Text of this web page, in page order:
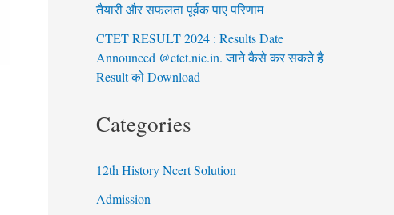
तैयारी और सफलता पूर्वक पाए परिणाम
CTET RESULT 2024 : Results Date
Announced @ctet.nic.in. जाने कैसे कर सकते है
Result को Download
Categories
12th History Ncert Solution
Admission